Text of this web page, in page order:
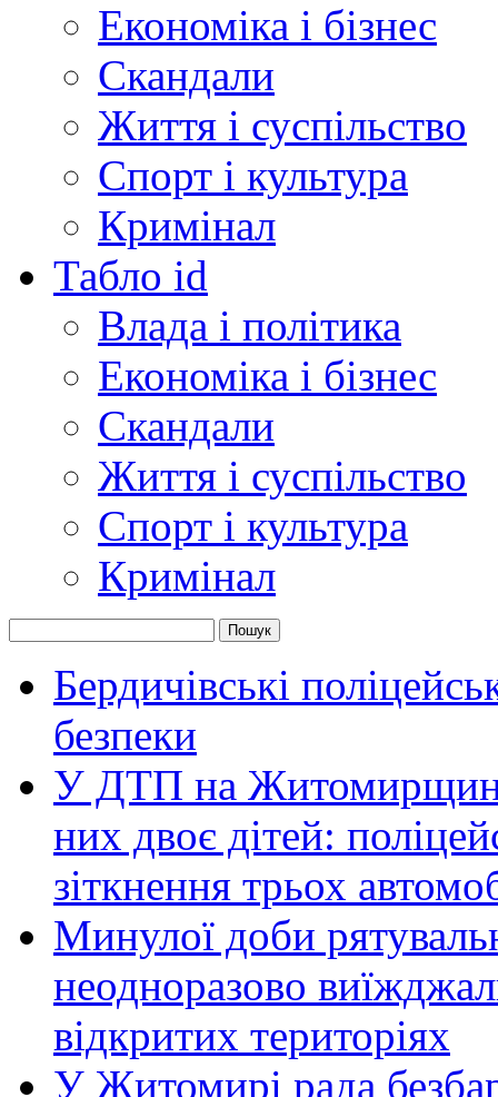
Економіка і бізнес
Скандали
Життя і суспільство
Спорт і культура
Кримінал
Табло id
Влада і політика
Економіка і бізнес
Скандали
Життя і суспільство
Спорт і культура
Кримінал
Бердичівські
безпеки
У ДТП на Житомирщині
них двоє дітей:
зіткнення трьох
Минулої доби
неодноразово
відкритих територіях
У Житомирі рада